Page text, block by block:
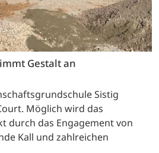
Gestalt an
Sistig
Möglich wird das
durch das Engagement von
Kall und zahlreichen